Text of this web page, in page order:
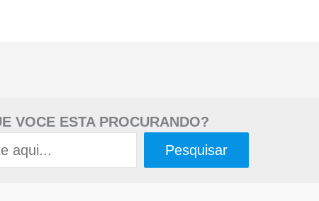
VOCE ESTA PROCURANDO?
Pesquisar